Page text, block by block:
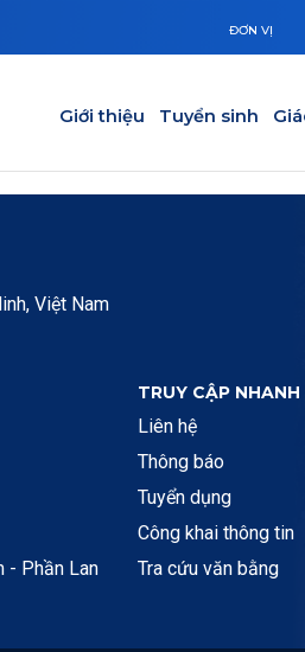
ĐƠN VỊ
Giới thiệu Tuyển sinh
Việt Nam
- Phần Lan
TRUY CẬP NHANH
Liên hệ
Thông báo
Tuyển dụng
Công khai thông tin
Tra cứu văn bằng